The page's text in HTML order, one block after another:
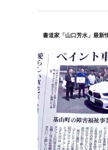
書道家「山口芳水」最新